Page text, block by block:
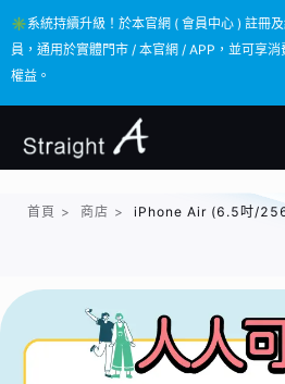
✳️系統持續升級！於本官網 ( 會員中心 ) 註冊
員，通用於實體門市 / 本官網 / APP，並可享
權益。
✳️系統持續升級！於本官網 ( 會員中心 ) 註冊
員，通用於實體門市 / 本官網 / APP，並可享
權益。
首頁 > 商店 > iPhone Air (6.5吋/